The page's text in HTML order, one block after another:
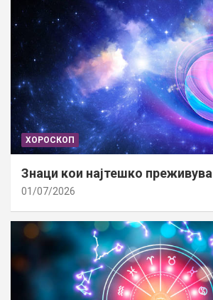
ХОРОСКОП
Знаци кои најтешко
01/07/2026